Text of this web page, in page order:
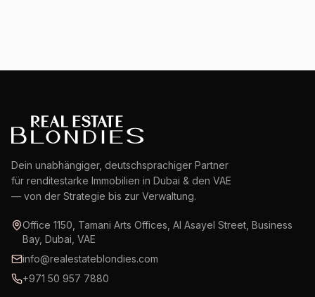
Dein unabhängiger, deutschsprachiger Partner
für renditestarke Immobilien in Dubai & den VAE
— von der Strategie bis zur Verwaltung.
Office 1150, Tamani Arts Offices, Al Asayel Street, Business
Bay, Dubai, VAE
info@realestateblondies.com
+971 50 957 7880